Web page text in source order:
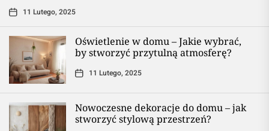
11 Lutego, 2025
Oświetlenie w domu – Jakie wybrać,
by stworzyć przytulną atmosferę?
11 Lutego, 2025
Nowoczesne dekoracje do domu – jak
stworzyć stylową przestrzeń?